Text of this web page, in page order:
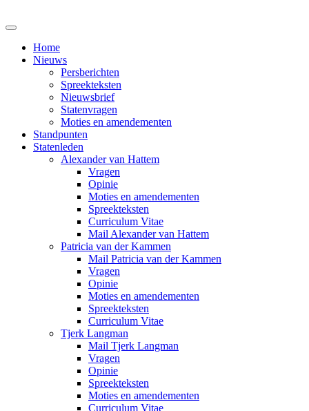
Home
Nieuws
Persberichten
Spreekteksten
Nieuwsbrief
Statenvragen
Moties en amendementen
Standpunten
Statenleden
Alexander van Hattem
Vragen
Opinie
Moties en amendementen
Spreekteksten
Curriculum Vitae
Mail Alexander van Hattem
Patricia van der Kammen
Mail Patricia van der Kammen
Vragen
Opinie
Moties en amendementen
Spreekteksten
Curriculum Vitae
Tjerk Langman
Mail Tjerk Langman
Vragen
Opinie
Spreekteksten
Moties en amendementen
Curriculum Vitae